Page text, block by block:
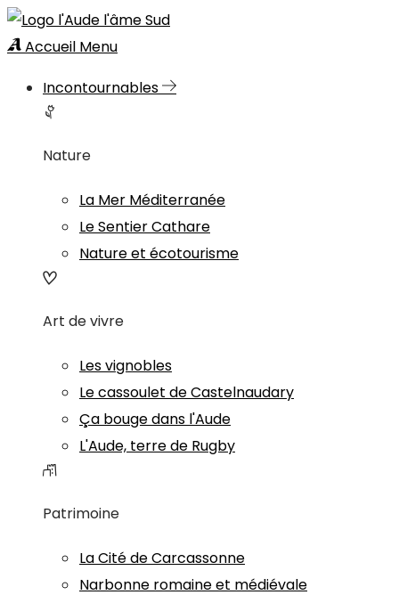
Accueil Menu
Incontournables
Nature
La Mer Méditerranée
Le Sentier Cathare
Nature et écotourisme
Art de vivre
Les vignobles
Le cassoulet de Castelnaudary
Ça bouge dans l'Aude
L'Aude, terre de Rugby
Patrimoine
La Cité de Carcassonne
Narbonne romaine et médiévale